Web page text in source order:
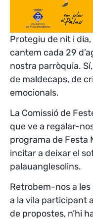
Protegiu de nit i
cantem cada 29
nostra parròquia.
de maldecaps, de
emocionals.
La Comissió de
que ve a regalar-
programa de Festa
incitar a deixar el
palauanglesolins.
Retrobem-nos a
a la vila participant
de propostes, n’hi